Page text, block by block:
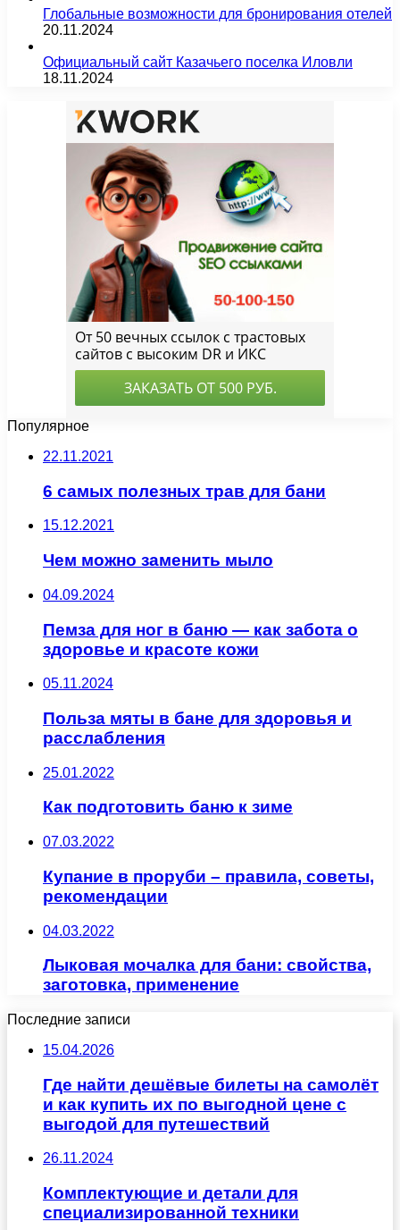
Глобальные возможности для бронирования отелей
20.11.2024
Официальный сайт Казачьего поселка Иловли
18.11.2024
Популярное
22.11.2021
6 самых полезных трав для бани
15.12.2021
Чем можно заменить мыло
04.09.2024
Пемза для ног в баню — как забота о
здоровье и красоте кожи
05.11.2024
Польза мяты в бане для здоровья и
расслабления
25.01.2022
Как подготовить баню к зиме
07.03.2022
Купание в проруби – правила, советы,
рекомендации
04.03.2022
Лыковая мочалка для бани: свойства,
заготовка, применение
Последние записи
15.04.2026
Где найти дешёвые билеты на самолёт
и как купить их по выгодной цене с
выгодой для путешествий
26.11.2024
Комплектующие и детали для
специализированной техники